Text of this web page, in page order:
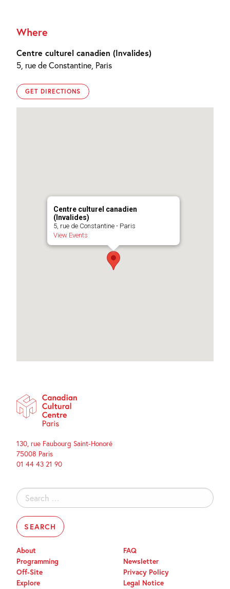
Where
Centre culturel canadien (Invalides)
5, rue de Constantine, Paris
GET DIRECTIONS
Centre culturel canadien
(Invalides)
5, rue de Constantine - Paris
View Events
130, rue Faubourg Saint-Honoré
75008 Paris
01 44 43 21 90
Search
for:
About
Programming
Off-Site
Explore
FAQ
Newsletter
Privacy Policy
Legal Notice